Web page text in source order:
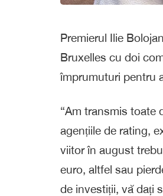
Premierul Ilie
Bruxelles cu doi
împrumuturi pentru
“Am transmis toate
agențiile de rating,
viitor în august
euro, altfel sau
de investiții, vă dați